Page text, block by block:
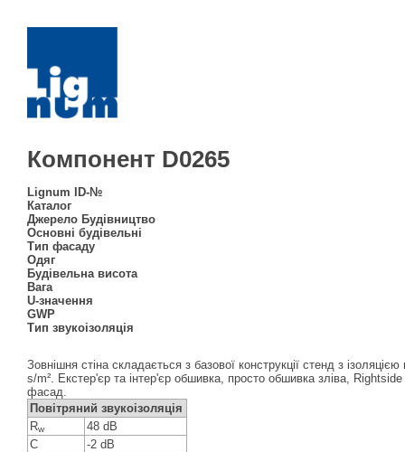
Компонент D0265
Lignum ID-№
Каталог
Джерело Будівництво
Основні будівельні
Тип фасаду
Одяг
Будівельна висота
Вага
U-значення
GWP
Тип звукоізоляція
Зовнішня стіна складається з базової конструкції стенд з
s/m². Екстер'єр та інтер'єр обшивка, просто обшивка зліва,
фасад.
Повітряний звукоізоляція
Rw
48 dB
C
-2 dB